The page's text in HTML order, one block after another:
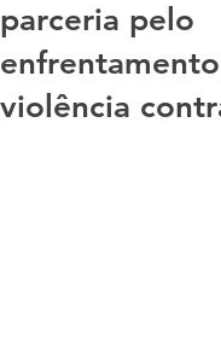
parceria pelo
violência